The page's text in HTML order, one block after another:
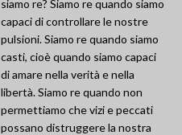
siamo re? Siamo re quando siamo
capaci di controllare le nostre
pulsioni. Siamo re quando siamo
casti, cioè quando siamo capaci
di amare nella verità e nella
libertà. Siamo re quando non
permettiamo che vizi e peccati
possano distruggere la nostra